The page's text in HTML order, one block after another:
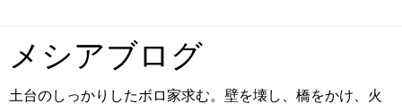
メシアブログ
土台のしっかりしたボロ家求む。壁を壊し、橋をかけ、火